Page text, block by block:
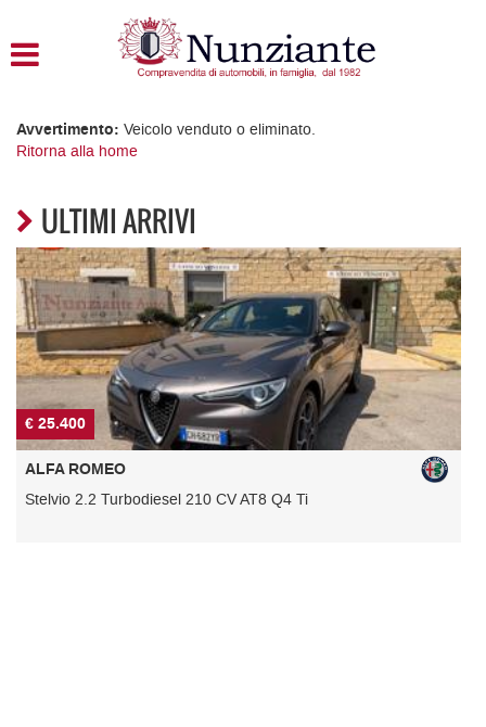
ACQUISTIAMO USATO
ASSISTENZA
CONTATTI
Avvertimento: Veicolo venduto o eliminato.
Ritorna alla home
ULTIMI ARRIVI
€ 8.100
Boxer 330 2.2 e-HDi/130CV FAP Stop&Start PM-